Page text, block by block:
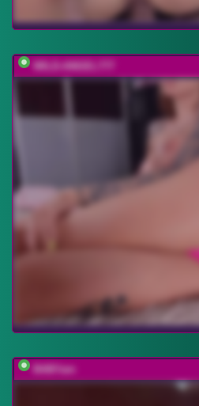
WILD-ANGEL777
BABYam